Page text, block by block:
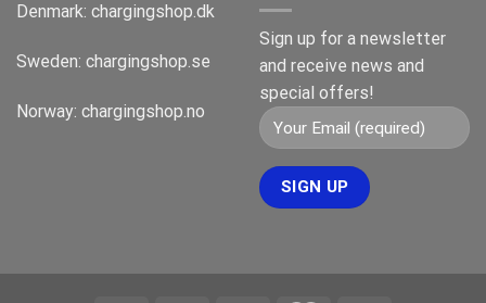
Denmark: chargingshop.dk
Sweden: chargingshop.se
Norway: chargingshop.no
Sign up for a newsletter
and receive news and
special offers!